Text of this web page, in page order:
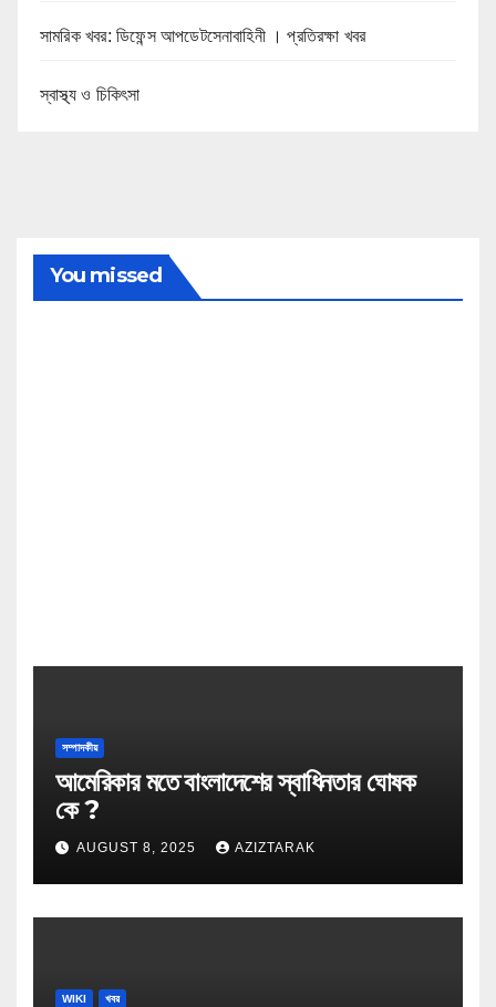
সামরিক খবর: ডিফেন্স আপডেটসেনাবাহিনী । প্রতিরক্ষা খবর
স্বাস্থ্য ও চিকিৎসা
You missed
সম্পাদকীয়
আমেরিকার মতে বাংলাদেশের স্বাধিনতার ঘোষক
কে ?
AUGUST 8, 2025 AZIZTARAK
WIKI খবর